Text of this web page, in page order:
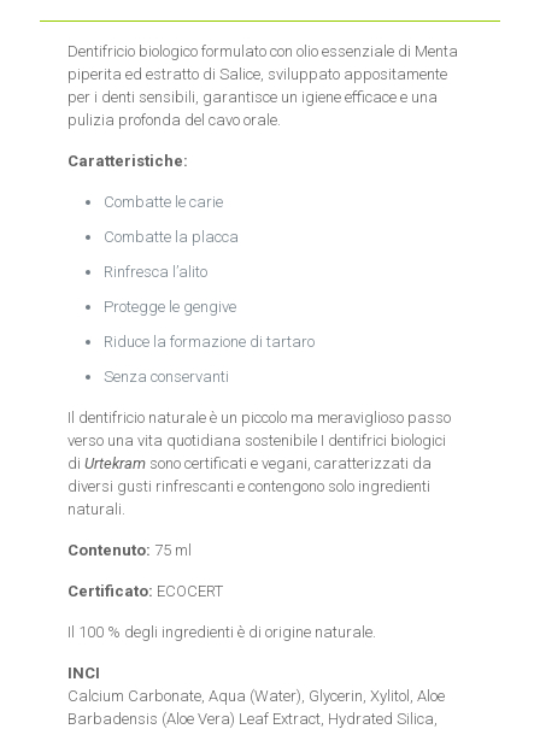
Dentifricio biologico formulato con olio essenziale di Menta
piperita ed estratto di Salice, sviluppato appositamente
per i denti sensibili, garantisce un igiene efficace e una
pulizia profonda del cavo orale.
Caratteristiche:
Combatte le carie
Combatte la placca
Rinfresca l’alito
Protegge le gengive
Riduce la formazione di tartaro
Senza conservanti
Il dentifricio naturale è un piccolo ma meraviglioso passo
verso una vita quotidiana sostenibile I dentifrici biologici
diUrtekram sono certificati e vegani, caratterizzati da
diversi gusti rinfrescanti e contengono solo ingredienti
naturali.
Contenuto: 75 ml
Certificato: ECOCERT
Il 100 % degli ingredienti è di origine naturale.
INCI
Calcium Carbonate, Aqua (Water), Glycerin, Xylitol, Aloe
Barbadensis (Aloe Vera) Leaf Extract, Hydrated Silica,